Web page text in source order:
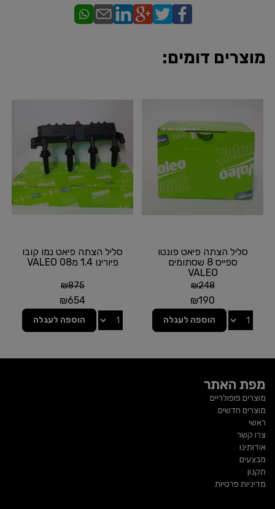
מוצרים דומים:
סליל הצתה פיאט פונטו
ספייס 8 שסתומים
VALEO
₪248
₪190
הוספה לעגלה
סליל הצתה פיאט נמו קובו
פיורינו 1.4 מ08 VALEO
₪875
₪654
הוספה לעגלה
מפת האתר
מוצרים פופולריים
מוצרים חדשים
ראשי
צרו קשר
אודותינו
מבצעים
תקנון
מדיניות פרטיות